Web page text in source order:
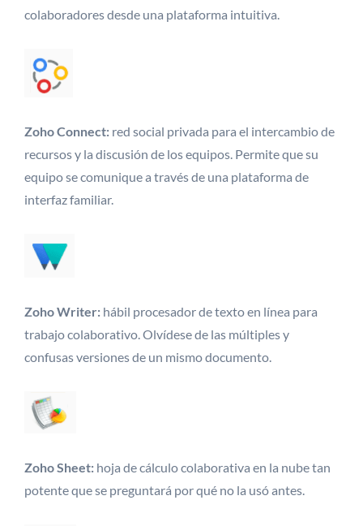
colaboradores desde una plataforma intuitiva.
Zoho Connect: red social privada para el intercambio de
recursos y la discusión de los equipos. Permite que su
equipo se comunique a través de una plataforma de
interfaz familiar.
Zoho Writer: hábil procesador de texto en línea para
trabajo colaborativo. Olvídese de las múltiples y
confusas versiones de un mismo documento.
Zoho Sheet: hoja de cálculo colaborativa en la nube tan
potente que se preguntará por qué no la usó antes.